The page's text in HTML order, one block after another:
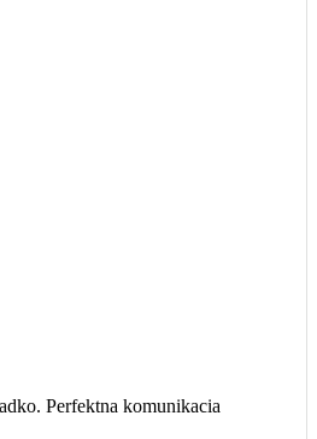
Perfektna komunikacia